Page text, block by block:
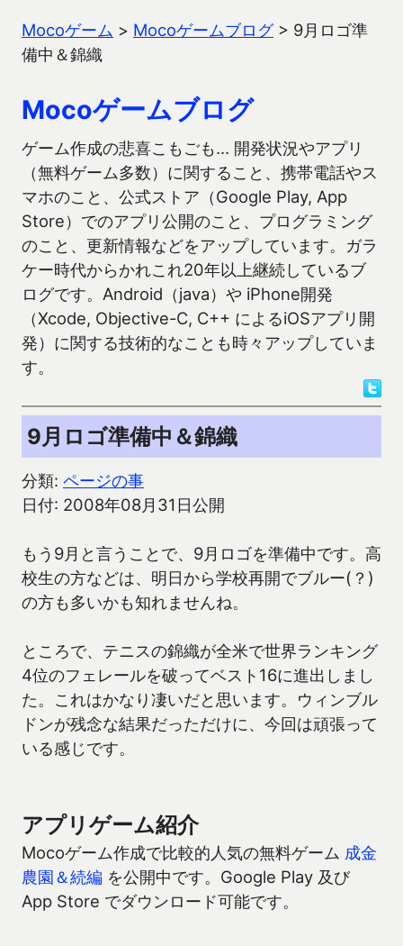
Mocoゲーム > Mocoゲームブログ> 9月ロゴ準
備中＆錦織
Mocoゲームブログ
ゲーム作成の悲喜こもごも… 開発状況やアプリ
（無料ゲーム多数）に関すること、携帯電話やス
マホのこと、公式ストア（Google Play, App
Store）でのアプリ公開のこと、プログラミング
のこと、更新情報などをアップしています。ガラ
ケー時代からかれこれ20年以上継続しているブ
ログです。Android（java）や iPhone開発
（Xcode, Objective-C, C++ によるiOSアプリ開
発）に関する技術的なことも時々アップしていま
す。
9月ロゴ準備中＆錦織
分類: ページの事
日付: 2008年08月31日公開
もう9月と言うことで、9月ロゴを準備中です。高
校生の方などは、明日から学校再開でブルー(？)
の方も多いかも知れませんね。
ところで、テニスの錦織が全米で世界ランキング
4位のフェレールを破ってベスト16に進出しまし
た。これはかなり凄いだと思います。ウィンブル
ドンが残念な結果だっただけに、今回は頑張って
いる感じです。
アプリゲーム紹介
Mocoゲーム作成で比較的人気の無料ゲーム 成金
農園＆続編 を公開中です。Google Play 及び
App Store でダウンロード可能です。